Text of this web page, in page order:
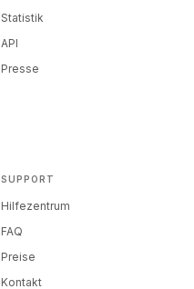
Statistik
API
Presse
SUPPORT
Hilfezentrum
FAQ
Preise
Kontakt